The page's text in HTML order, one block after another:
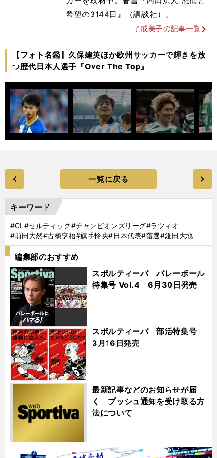
希望の3144日』（講談社）。
了戒美子の記事一覧
【フォト名鑑】久保建英ほか欧州サッカーで輝きを放
つ歴代日本人選手『Over The Top』
一覧に戻る
キーワード
#CL #セルティック#チャンピオンズリーグ#ラツィオ
#前田大然#古橋亨梧#旗手怜央#日本代表#落選#鎌田大地
編集部のおすすめ
スポルティーバ バレーボール
特集号 Vol.4 6月30日発売
スポルティーバ 部活特集号
3月16日発売
最新記事などのお知らせが届
く プッシュ通知を受け取る方
法について